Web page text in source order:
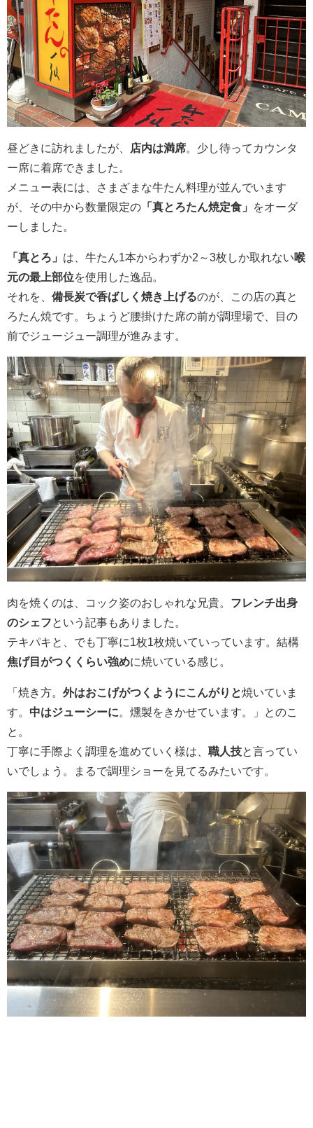
昼どきに訪れましたが、 店内は満席。少し待ってカウンタ
ー席に着席できました。
メニュー表には、さまざまな牛たん料理が並んでいます
が、その中から数量限定の 「真とろたん焼定食」
をオーダ
ーしました。
「真とろ」 は、牛たん1本からわずか2～3枚しか取れない喉
元の最上部位を使用した逸品。
それを、 備長炭で香ばしく焼き上げるのが、この店の真と
ろたん焼です。ちょうど腰掛けた席の前が調理場で、目の
前でジュージュー調理が進みます。
肉を焼くのは、コック姿のおしゃれな兄貴。 フレンチ出身
のシェフという記事もありました。
テキパキと、でも丁寧に1枚1枚焼いていっています。結構
焦げ目がつくくらい強めに焼いている感じ。
「焼き方。 外はおこげがつくようにこんがりと焼いていま
す。 中はジューシーに。燻製をきかせています。」とのこ
と。
丁寧に手際よく調理を進めていく様は、 職人技と言ってい
いでしょう。まるで調理ショーを見てるみたいです。